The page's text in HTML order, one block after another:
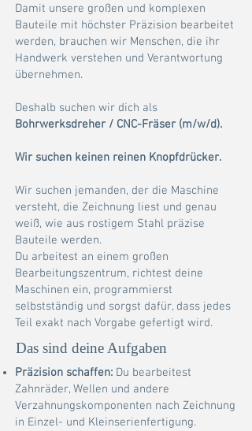
Damit unsere großen und komplexen
Bauteile mit höchster Präzision bearbeitet
werden, brauchen wir Menschen, die ihr
Handwerk verstehen und Verantwortung
übernehmen.
Deshalb suchen wir dich als
Bohrwerksdreher / CNC-Fräser (m/w/d).
Wir suchen keinen reinen Knopfdrücker.
Wir suchen jemanden, der die Maschine
versteht, die Zeichnung liest und genau
weiß, wie aus rostigem Stahl präzise
Bauteile werden.
Du arbeitest an einem großen
Bearbeitungszentrum, richtest deine
Maschinen ein, programmierst
selbstständig und sorgst dafür, dass jedes
Teil exakt nach Vorgabe gefertigt wird.
Das sind deine Aufgaben
Präzision schaffen: Du bearbeitest
Zahnräder, Wellen und andere
Verzahnungskomponenten nach Zeichnung
in Einzel- und Kleinserienfertigung.